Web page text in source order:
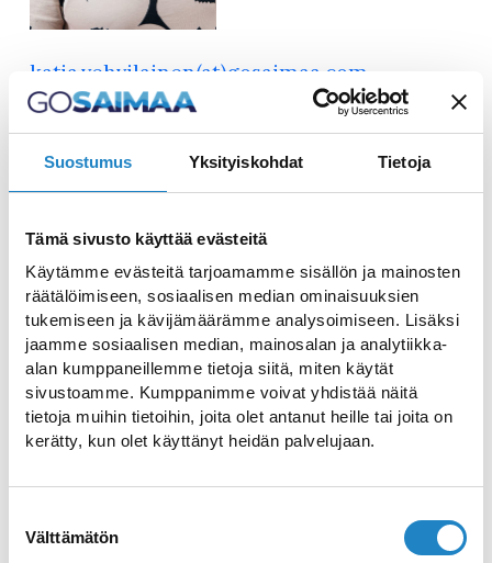
Suostumus Yksityiskohdat Tietoja
Tämä sivusto käyttää evästeitä
Käytämme evästeitä tarjoamamme sisällön ja mainosten
räätälöimiseen, sosiaalisen median ominaisuuksien
tukemiseen ja kävijämäärämme analysoimiseen. Lisäksi
jaamme sosiaalisen median, mainosalan ja analytiikka-
alan kumppaneillemme tietoja siitä, miten käytät
sivustoamme. Kumppanimme voivat yhdistää näitä
tietoja muihin tietoihin, joita olet antanut heille tai joita on
kerätty, kun olet käyttänyt heidän palvelujaan.
valinta
Välttämätön
katja.vehvilainen(at)gosaimaa.com
Project manager
Tel +358 (0)40 845
2857
riina.helppi-
kurki(at)gosaimaa.com